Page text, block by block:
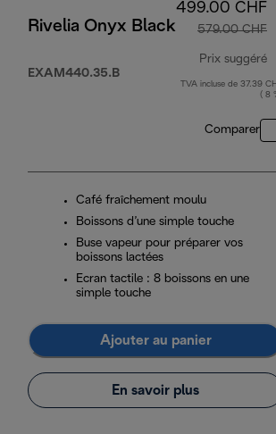
659.00 CHF
Rivelia Onyx Black
EXAM440.35.B
499.00 CHF
579.00 CHF
Prix suggéré
TVA incluse de 37.39
( 8
Comparer
Café fraîchement moulu
Boissons d’une simple touche
Buse vapeur pour préparer vos
boissons lactées
Ecran tactile : 8 boissons en une
simple touche
Ajouter au panier
En savoir plus